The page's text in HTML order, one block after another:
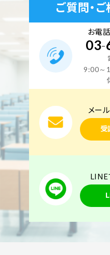
ご質問・
お電
03-
9:00～
メー
受
LINE